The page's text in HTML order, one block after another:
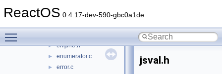
ReactOS 0.4.17-dev-590-gbc0a1de
► decode.c
► engine.h
► enumerator.c
► error.c
jsval.h